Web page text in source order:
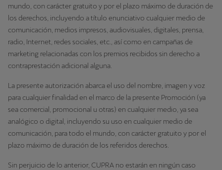
mundo, con carácter gratuito y por el plazo máximo de duración de
los derechos, incluyendo a título enunciativo cualquier medio de
comunicación, medios impresos, audiovisuales, digitales, prensa,
radio, Internet, redes sociales, etc., así como en campañas de
marketing relacionadas con los premios recibidos sin derecho a
contraprestación adicional alguna.
La presente autorización abarca el uso del nombre, imagen y voz
para cualquier finalidad en el marco de la presente Promoción (ya
sea comercial, promocional u otras) en cualquier medio, ya sea
analógico o digital, incluyendo su uso en cualquier medio de
comunicación, para todo el mundo, con carácter gratuito y por el
plazo máximo de duración de los referidos derechos.
Sin perjuicio de lo anterior, CUPRA no estarán en ningún caso